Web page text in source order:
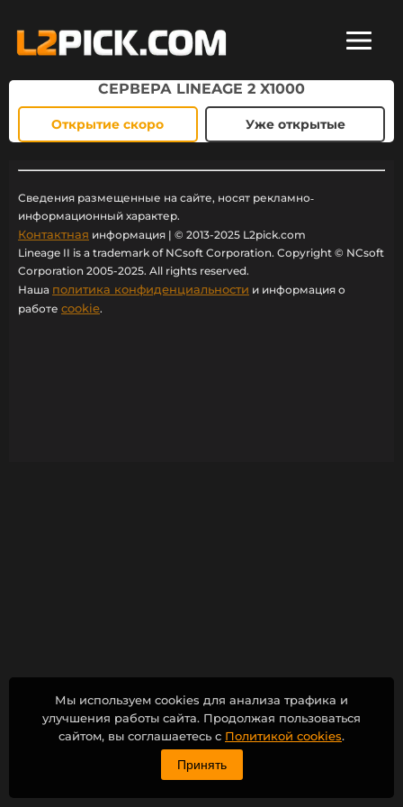
СЕРВЕРА LINEAGE 2 X1000
Открытие скоро Уже открытые
Сведения размещенные на сайте, носят рекламно‐
информационный характер.
Контактная информация | © 2013-2025 L2pick.com
Lineage II is a trademark of NCsoft Corporation. Copyright © NCsoft
Corporation 2005-2025. All rights reserved.
Наша политика конфиденциальности и информация о
работе cookie.
Мы используем cookies для анализа трафика и
улучшения работы сайта. Продолжая пользоваться
сайтом, вы соглашаетесь с Политикой cookies.
Принять